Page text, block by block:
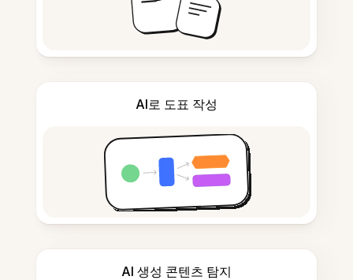
AI로 도표 작성
AI 생성 콘텐츠 탐지